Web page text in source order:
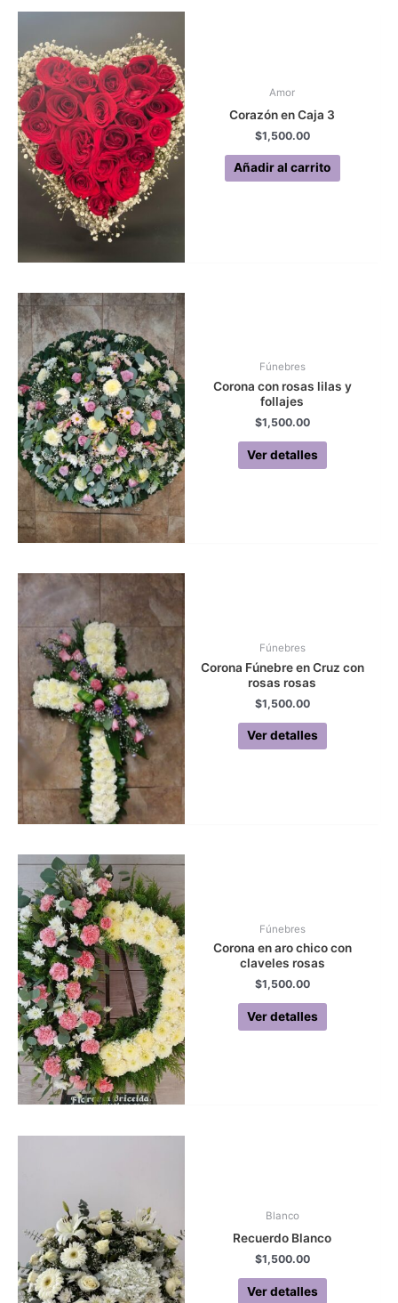
Amor
Corazón en Caja 3
$1,500.00
Añadir al carrito
Fúnebres
Corona con rosas lilas y
follajes
$1,500.00
Ver detalles
Fúnebres
Corona Fúnebre en Cruz con
rosas rosas
$1,500.00
Ver detalles
Fúnebres
Corona en aro chico con
claveles rosas
$1,500.00
Ver detalles
Blanco
Recuerdo Blanco
$1,500.00
Ver detalles